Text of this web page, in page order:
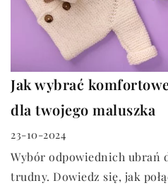
Jak wybrać
dla twojego maluszka
23-10-2024
Wybór odpowiednich ubrań
trudny. Dowiedz się, jak